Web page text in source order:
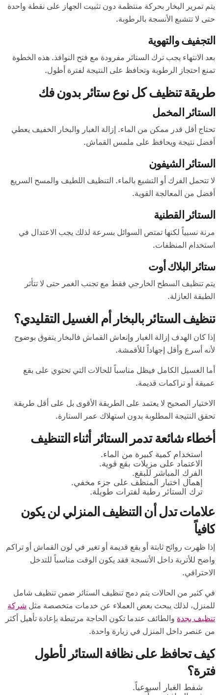
يتم تمرير البخار بحركة منتظمة دون تثبيت الجهاز على نقطة واحدة
حتى لا تتشبع الأنسجة بالرطوبة.
التجفيف والتهوية
بعد الانتهاء يجب ترك الستائر مفرودة مع فتح النوافذ. هذه الخطوة
تمنع احتجاز الرطوبة وتحافظ على النتيجة لفترة أطول.
طريقة تنظيف كل نوع ستائر بدون فك
الستائر المخمل
تحتاج أقل قدر ممكن من الماء. إزالة الغبار والبخار الخفيف يعطي
أفضل نتيجة ويحافظ على ملمس القماش.
الستائر الشيفون
لا تتحمل الفرك أو التشبع بالماء. التنظيف اللطيف والمسح السريع
أفضل من المعالجة القوية.
الستائر القطنية
مرنة نسبياً لكنها تمتص السوائل بسرعة لذلك يجب الاعتدال في
استخدام المنظفات.
ستائر البلاك أوت
يتم تنظيف السطح الخارجي فقط مع تجنب الغمر حتى لا تتأثر
الطبقة العازلة.
تنظيف الستائر بالبخار أم الغسيل التقليدي؟
إذا كان الهدف إزالة الغبار وإنعاش القماش فالبخار يتفوق بوضوح
لأنه أسرع وأقل إجهاداً للأقمشة.
أما الغسيل الكامل فيظل مناسباً للحالات التي تحتوي على بقع
عميقة أو تراكمات قديمة.
الاختيار الصحيح لا يعتمد على الطريقة الأقوى بل على أقل طريقة
تحقق النتيجة المطلوبة بدون استهلاك عمر الستارة.
أخطاء شائعة تدمر الستائر أثناء التنظيف
استخدام كمية كبيرة من الماء.
الاعتماد على مزيلات بقع قوية.
الفرك المباشر للبقع.
إهمال اختبار المنظف على جزء مخفي.
ترك الستائر رطبة لفترات طويلة.
علامات تدل أن التنظيف المنزلي لن يكون
كافياً
إذا ظهرت روائح ثابتة أو بقع قديمة أو تغير في لون القماش أو تراكم
واضح للأتربة داخل الأنسجة فقد يكون الوقت مناسباً للتدخل
الاحترافي.
في كثير من الحالات يتم دمج تنظيف الستائر ضمن تنظيف شامل
للمنزل، لذلك يبحث بعض العملاء عن خدمات متخصصة مثل شركة
تنظيف بجدة والطائف عندما تكون الحاجة مرتبطة بإعادة تأهيل أكثر
من عنصر داخل المنزل في زيارة واحدة.
كيف تحافظ على نظافة الستائر لأطول
فترة؟
شفط الغبار أسبوعياً.